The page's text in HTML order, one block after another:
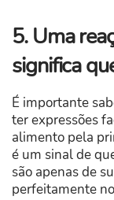
5. Uma
significa
É importante
ter expressões
alimento pela
é um sinal de
são apenas de
perfeitamente